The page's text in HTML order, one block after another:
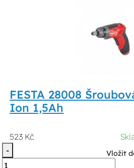
FESTA 28008
Ion 1,5Ah
523 Kč
-
Vložit